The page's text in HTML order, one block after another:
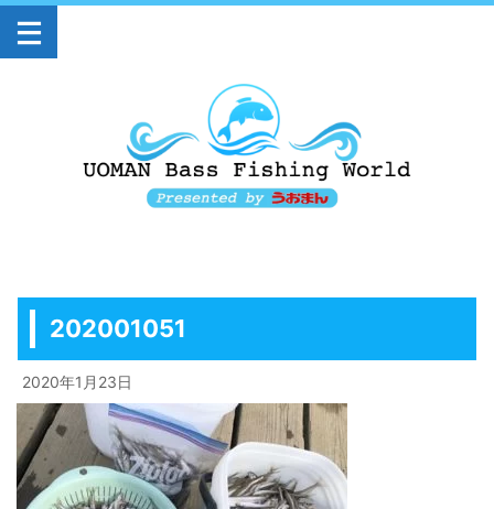
202001051
2020年1月23日